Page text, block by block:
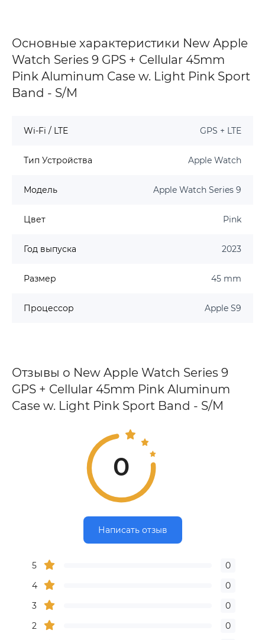
Основные характеристики New Apple
Watch Series 9 GPS + Cellular 45mm
Pink Aluminum Case w. Light Pink Sport
Band - S/M
Wi-Fi / LTE GPS + LTE
Тип Устройства Apple Watch
Модель Apple Watch Series 9
Цвет Pink
Год выпуска 2023
Размер 45 mm
Процессор Apple S9
Отзывы о New Apple Watch Series 9
GPS + Cellular 45mm Pink Aluminum
Case w. Light Pink Sport Band - S/M
0
Написать отзыв
5
0
4
0
3
0
2
0